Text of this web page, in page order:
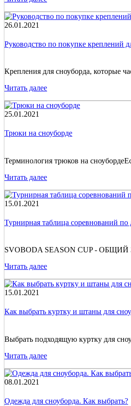
26.01.2021
Руководство по покупке креплений
Крепления для сноуборда, которые
Читать далее
25.01.2021
Трюки на сноуборде
Терминология трюков на
Читать далее
15.01.2021
Турнирная таблица соревнований
SVOBODA SEASON CUP - ОБЩИЙ
Читать далее
15.01.2021
Как выбрать куртку и штаны для
Выбрать подходящую куртку для
Читать далее
08.01.2021
Одежда для сноуборда. Как выбрать?